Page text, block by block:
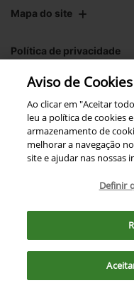
Mapa do site
Política de privacidade
CNPJ:
No trânsito,
Desenvolvido
.
concorda com nossas políticas.
Exercise Your
Aviso de Cookies
Ao clicar em "Aceitar
leu a política de cookies
armazenamento de
melhorar a navegação
site e ajudar nas nossas
Definir